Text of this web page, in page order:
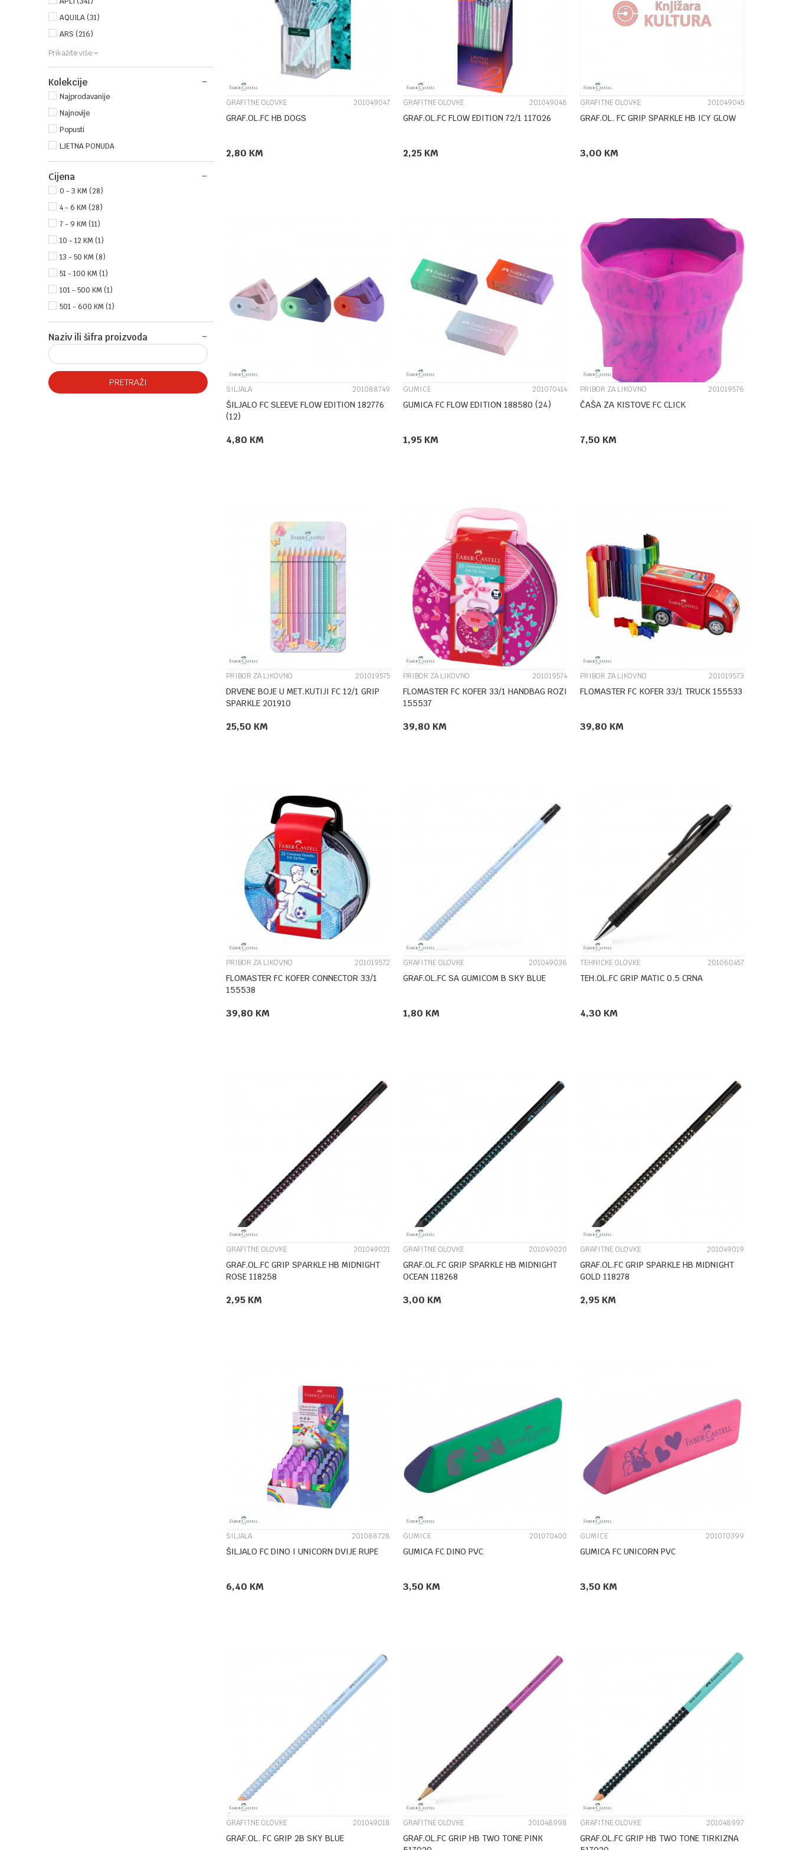
AQUILA (31)
ARS (216)
Prikažite više
Kolekcije
Najprodavanije
Najnovije
Popusti
LJETNA PONUDA
Cijena
0 - 3 KM (28)
4 - 6 KM (28)
7 - 9 KM (11)
10 - 12 KM (1)
13 - 50 KM (8)
51 - 100 KM (1)
101 - 500 KM (1)
501 - 600 KM (1)
Naziv ili šifra proizvoda
PRETRAŽI
UPOREDI
GRAFITNE OLOVKE 201049047
GRAF.OL.FC HB DOGS
2,80 KM
UPOREDI
GRAFITNE OLOVKE 201049046
GRAF.OL.FC FLOW EDITION 72/1 117026
2,25 KM
UPOREDI
GRAFITNE OLOVKE 201049045
GRAF.OL. FC GRIP SPARKLE HB ICY GLOW
3,00 KM
UPOREDI
ŠILJALA 201088749
ŠILJALO FC SLEEVE FLOW EDITION 182776
(12)
4,80 KM
UPOREDI
GUMICE 201070414
GUMICA FC FLOW EDITION 188580 (24)
1,95 KM
UPOREDI
PRIBOR ZA LIKOVNO 201019576
ČAŠA ZA KISTOVE FC CLICK
7,50 KM
UPOREDI
PRIBOR ZA LIKOVNO 201019575
DRVENE BOJE U MET.KUTIJI FC 12/1 GRIP
SPARKLE 201910
25,50 KM
UPOREDI
PRIBOR ZA LIKOVNO 201019574
FLOMASTER FC KOFER 33/1 HANDBAG ROZI
155537
39,80 KM
UPOREDI
PRIBOR ZA LIKOVNO 201019573
FLOMASTER FC KOFER 33/1 TRUCK 155533
39,80 KM
UPOREDI
PRIBOR ZA LIKOVNO 201019572
FLOMASTER FC KOFER CONNECTOR 33/1
155538
39,80 KM
UPOREDI
GRAFITNE OLOVKE 201049036
GRAF.OL.FC SA GUMICOM B SKY BLUE
1,80 KM
UPOREDI
TEHNIČKE OLOVKE 201060457
TEH.OL.FC GRIP MATIC 0.5 CRNA
4,30 KM
UPOREDI
GRAFITNE OLOVKE 201049021
GRAF.OL.FC GRIP SPARKLE HB MIDNIGHT
ROSE 118258
2,95 KM
UPOREDI
GRAFITNE OLOVKE 201049020
GRAF.OL.FC GRIP SPARKLE HB MIDNIGHT
OCEAN 118268
3,00 KM
UPOREDI
GRAFITNE OLOVKE 201049019
GRAF.OL.FC GRIP SPARKLE HB MIDNIGHT
GOLD 118278
2,95 KM
UPOREDI
ŠILJALA 201088728
ŠILJALO FC DINO I UNICORN DVIJE RUPE
6,40 KM
UPOREDI
GUMICE 201070400
GUMICA FC DINO PVC
3,50 KM
UPOREDI
GUMICE 201070399
GUMICA FC UNICORN PVC
3,50 KM
UPOREDI
GRAFITNE OLOVKE 201049018
GRAF.OL. FC GRIP 2B SKY BLUE
UPOREDI
GRAFITNE OLOVKE 201048998
GRAF.OL.FC GRIP HB TWO TONE PINK
UPOREDI
GRAFITNE OLOVKE 201048997
GRAF.OL.FC GRIP HB TWO TONE TIRKIZNA